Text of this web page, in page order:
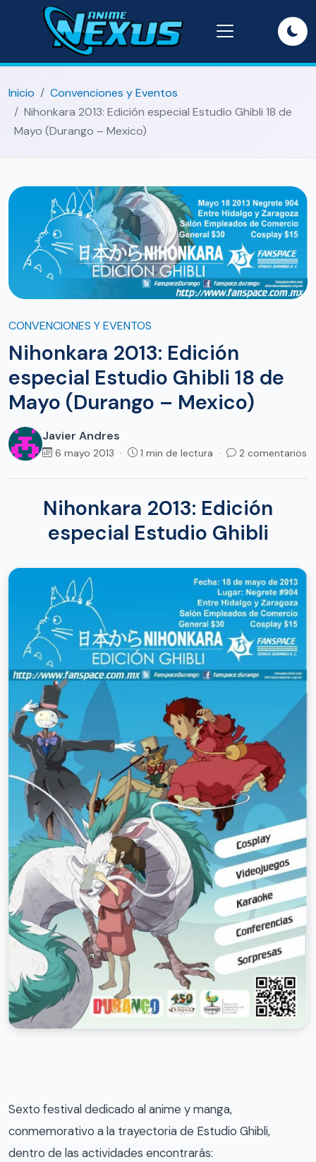
Inicio
Convenciones y Eventos
Nihonkara 2013: Edición especial Estudio Ghibli 18 de
Mayo (Durango – Mexico)
CONVENCIONES Y EVENTOS
Nihonkara 2013: Edición
especial Estudio Ghibli 18 de
Mayo (Durango – Mexico)
Javier Andres
6 mayo 2013 · 1 min de lectura · 2 comentarios
Nihonkara 2013: Edición
especial Estudio Ghibli
Sexto festival dedicado al anime y manga,
conmemorativo a la trayectoria de Estudio Ghibli,
dentro de las actividades encontrarás: